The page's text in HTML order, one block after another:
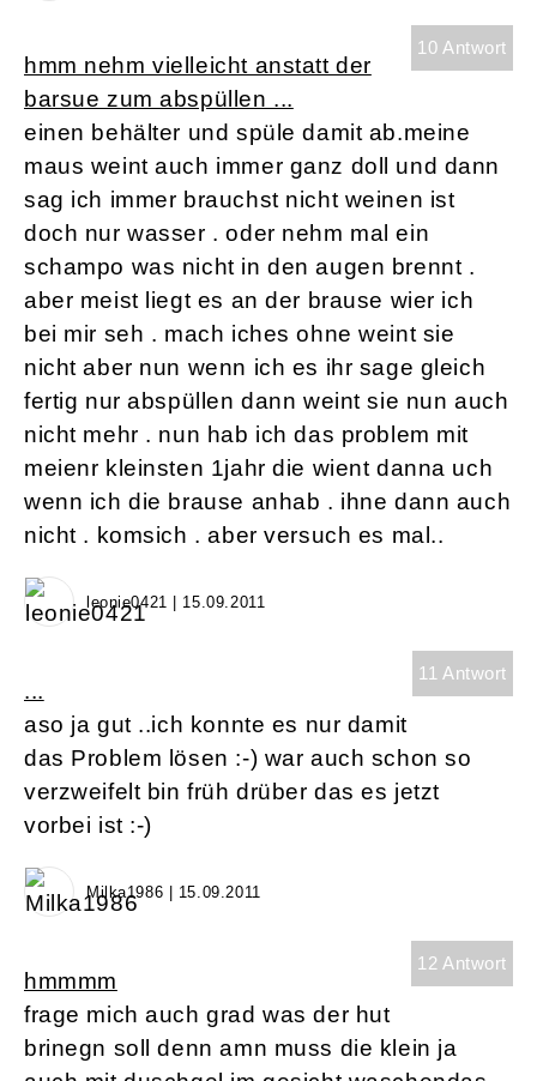
10 Antwort
hmm nehm vielleicht anstatt der
barsue zum abspüllen ...
einen behälter und spüle damit ab.meine
maus weint auch immer ganz doll und dann
sag ich immer brauchst nicht weinen ist
doch nur wasser . oder nehm mal ein
schampo was nicht in den augen brennt .
aber meist liegt es an der brause wier ich
bei mir seh . mach iches ohne weint sie
nicht aber nun wenn ich es ihr sage gleich
fertig nur abspüllen dann weint sie nun auch
nicht mehr . nun hab ich das problem mit
meienr kleinsten 1jahr die wient danna uch
wenn ich die brause anhab . ihne dann auch
nicht . komsich . aber versuch es mal..
leonie0421 | 15.09.2011
11 Antwort
...
aso ja gut ..ich konnte es nur damit
das Problem lösen :-) war auch schon so
verzweifelt bin früh drüber das es jetzt
vorbei ist :-)
Milka1986 | 15.09.2011
12 Antwort
hmmmm
frage mich auch grad was der hut
brinegn soll denn amn muss die klein ja